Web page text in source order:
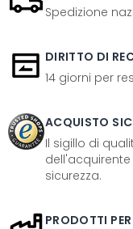
Spedizione
DIRITTO DI
14 giorni per
ACQUISTO
Il sigillo di
sicurezza.
PRODOTTI PER